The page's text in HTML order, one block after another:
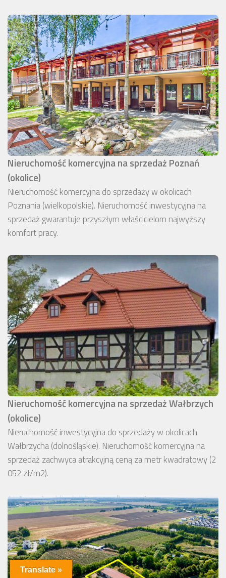
Nieruchomość komercyjna na sprzedaż Poznań
(okolice)
Nieruchomość komercyjna do sprzedaży w okolicach
Poznania (wielkopolskie). Nieruchomość inwestycyjna na
sprzedaż gwarantuje przyszłym właścicielom najwyższy
komfort pracy.
Nieruchomość komercyjna na sprzedaż Wałbrzych
(okolice)
Nieruchomość inwestycyjna do sprzedaży w okolicach
Wałbrzycha (dolnośląskie). Nieruchomość komercyjna na
sprzedaż zachwyca atrakcyjną ceną za metr kwadratowy (2
052 zł/m2).
Translate »